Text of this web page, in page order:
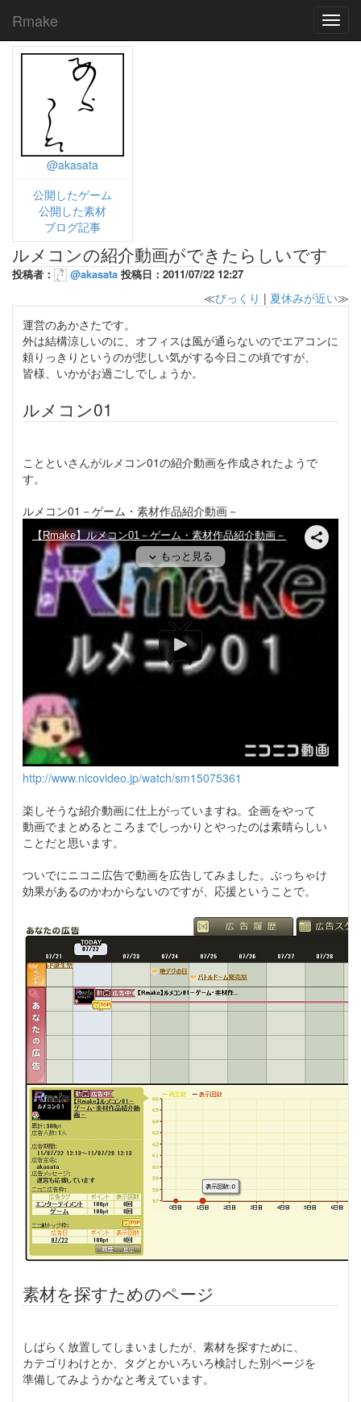
Rmake
@akasata
公開したゲーム
公開した素材
ブログ記事
ルメコンの紹介動画ができたらしいです
投稿者： @akasata 投稿日：2011/07/22 12:27
≪びっくり | 夏休みが近い≫
運営のあかさたです。
外は結構涼しいのに、オフィスは風が通らないのでエアコンに
頼りっきりというのが悲しい気がする今日この頃ですが、
皆様、いかがお過ごしでしょうか。
ルメコン01
ことといさんがルメコン01の紹介動画を作成されたようで
す。
ルメコン01－ゲーム・素材作品紹介動画－
http://www.nicovideo.jp/watch/sm15075361
楽しそうな紹介動画に仕上がっていますね。企画をやって
動画でまとめるところまでしっかりとやったのは素晴らしい
ことだと思います。
ついでにニコニ広告で動画を広告してみました。ぶっちゃけ
効果があるのかわからないのですが、応援ということで。
素材を探すためのページ
しばらく放置してしまいましたが、素材を探すために、
カテゴリわけとか、タグとかいろいろ検討した別ページを
準備してみようかなと考えています。